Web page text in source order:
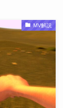
MV解説